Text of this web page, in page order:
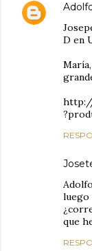
D en
luego
que